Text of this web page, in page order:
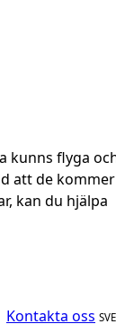
kunns flyga
att de kommer
kan du hjälpa
Kontakta oss